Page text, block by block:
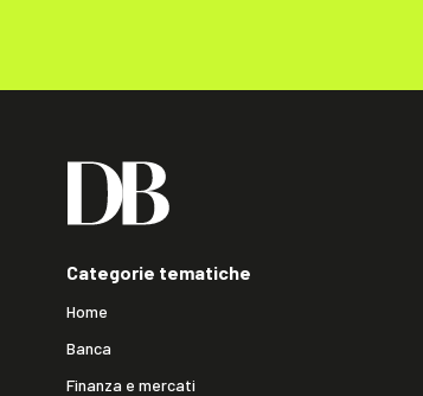
Categorie tematiche
Home
Banca
Finanza e mercati